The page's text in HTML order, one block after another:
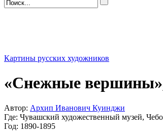
Картины русских художников
«Снежные
Автор: Архип Иванович Куинджи
Где: Чувашский художественный музей,
Год: 1890-1895